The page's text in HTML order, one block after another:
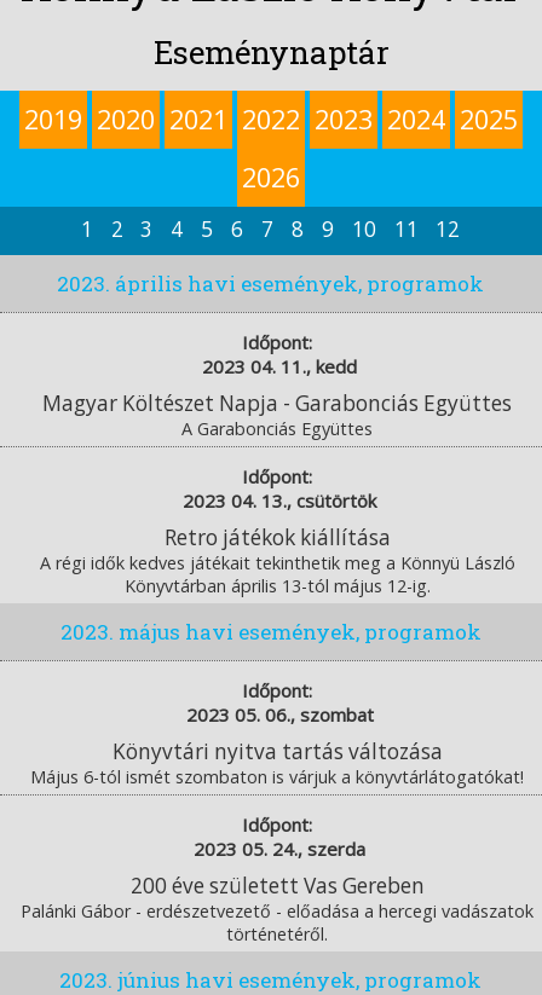
Eseménynaptár
2019 2020 2021 2022 2023 2024 2025
2026
1 2 3 4 5 6 7 8 9 10 11
12
2023. április havi események, programok
Időpont:
2023 04. 11., kedd
Magyar Költészet Napja - Garabonciás Együttes
A Garabonciás Együttes
Időpont:
2023 04. 13., csütörtök
Retro játékok kiállítása
A régi idők kedves játékait tekinthetik meg a Könnyü László
Könyvtárban április 13-tól május 12-ig.
2023. május havi események, programok
Időpont:
2023 05. 06., szombat
Könyvtári nyitva tartás változása
Május 6-tól ismét szombaton is várjuk a könyvtárlátogatókat!
Időpont:
2023 05. 24., szerda
200 éve született Vas Gereben
Palánki Gábor - erdészetvezető - előadása a hercegi vadászatok
történetéről.
2023. június havi események, programok